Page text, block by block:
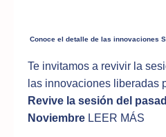
Conoce el detalle de las innovaciones
Te invitamos a revivir la
las innovaciones liberadas
Revive la sesión del
Noviembre LEER MÁS